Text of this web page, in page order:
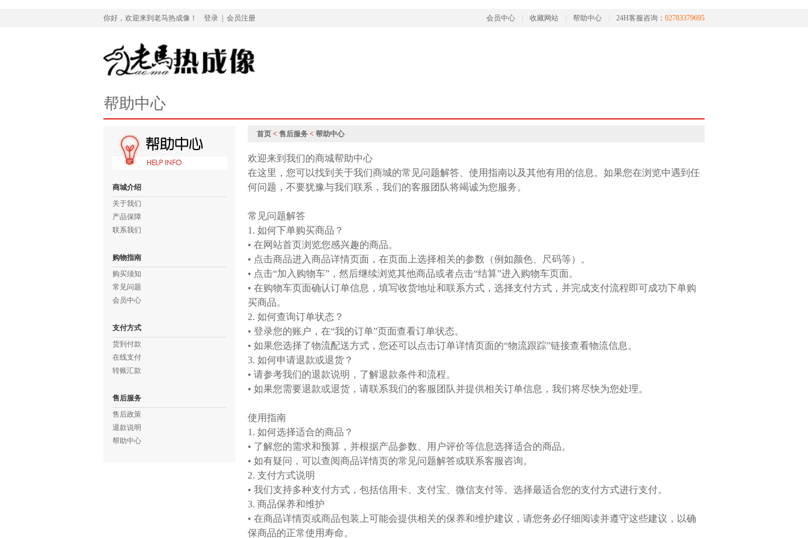
你好，欢迎来到老马热成像！ 登录 会员注册 会员中心 收藏网站 帮助中心 24H客服咨询： 02783379695
帮助中心
商城介绍
关于我们
产品保障
联系我们
购物指南
购买须知
常见问题
会员中心
支付方式
货到付款
在线支付
转账汇款
售后服务
售后政策
退款说明
帮助中心
首页 < 售后服务 < 帮助中心
欢迎来到我们的商城帮助中心
在这里，您可以找到关于我们商城的常见问题解答、使用指南以及其他有用的信息。如果您在浏览中遇到任
何问题，不要犹豫与我们联系，我们的客服团队将竭诚为您服务。
常见问题解答
1. 如何下单购买商品？
• 在网站首页浏览您感兴趣的商品。
• 点击商品进入商品详情页面，在页面上选择相关的参数（例如颜色、尺码等）。
• 点击“加入购物车”，然后继续浏览其他商品或者点击“结算”进入购物车页面。
• 在购物车页面确认订单信息，填写收货地址和联系方式，选择支付方式，并完成支付流程即可成功下单购
买商品。
2. 如何查询订单状态？
• 登录您的账户，在“我的订单”页面查看订单状态。
• 如果您选择了物流配送方式，您还可以点击订单详情页面的“物流跟踪”链接查看物流信息。
3. 如何申请退款或退货？
• 请参考我们的退款说明，了解退款条件和流程。
• 如果您需要退款或退货，请联系我们的客服团队并提供相关订单信息，我们将尽快为您处理。
使用指南
1. 如何选择适合的商品？
• 了解您的需求和预算，并根据产品参数、用户评价等信息选择适合的商品。
• 如有疑问，可以查阅商品详情页的常见问题解答或联系客服咨询。
2. 支付方式说明
• 我们支持多种支付方式，包括信用卡、支付宝、微信支付等。选择最适合您的支付方式进行支付。
3. 商品保养和维护
• 在商品详情页或商品包装上可能会提供相关的保养和维护建议，请您务必仔细阅读并遵守这些建议，以确
保商品的正常使用寿命。